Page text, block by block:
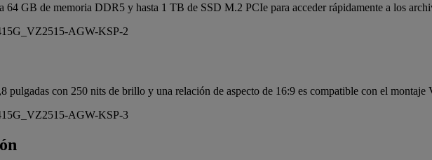
64 GB de memoria DDR5 y hasta 1 TB de SSD M.2 PCIe para acceder rápidamente a los
con 250 nits de brillo y una relación de aspecto de 16:9 es compatible con el